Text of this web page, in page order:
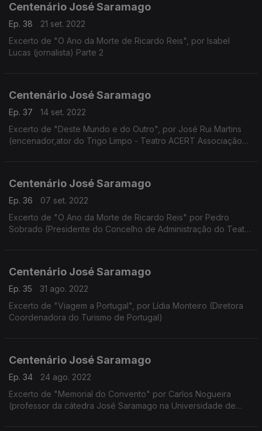
Centenário José Saramago
Ep. 38
21 set. 2022
Excerto de "O Ano da Morte de Ricardo Reis", por Isabel
Lucas (jornalista) Parte 2
Centenário José Saramago
Ep. 37
14 set. 2022
Excerto de "Deste Mundo e do Outro", por José Rui Martins
(encenador,ator do Trigo Limpo - Teatro ACERT Associação
Centenário José Saramago
Ep. 36
07 set. 2022
Excerto de "O Ano da Morte de Ricardo Reis" por Pedro
Sobrado (Presidente do Concelho de Administração do Teatro
Centenário José Saramago
Ep. 35
31 ago. 2022
Excerto de "Viagem a Portugal", por Lídia Monteiro (Diretora
Coordenadora do Turismo de Portugal)
Centenário José Saramago
Ep. 34
24 ago. 2022
Excerto de "Memorial do Convento" por Carlos Nogueira
(professor da cátedra José Saramago na Universidade de